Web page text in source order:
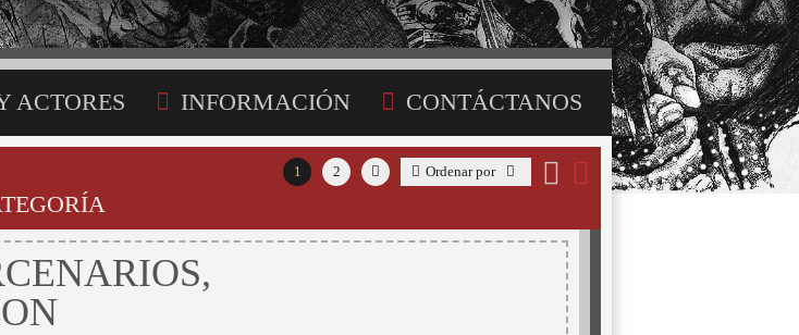
ACTORES INFORMACIÓN CONTÁCTANOS
1 2 Ordenar por